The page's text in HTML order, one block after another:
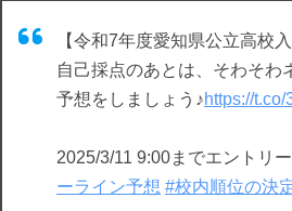
【令和7年度愛知県公立高校
自己採点のあとは、そわそわ
予想をしましょう♪https://
2025/3/11 9:00までエントリ
ーライン予想 #校内順位の決